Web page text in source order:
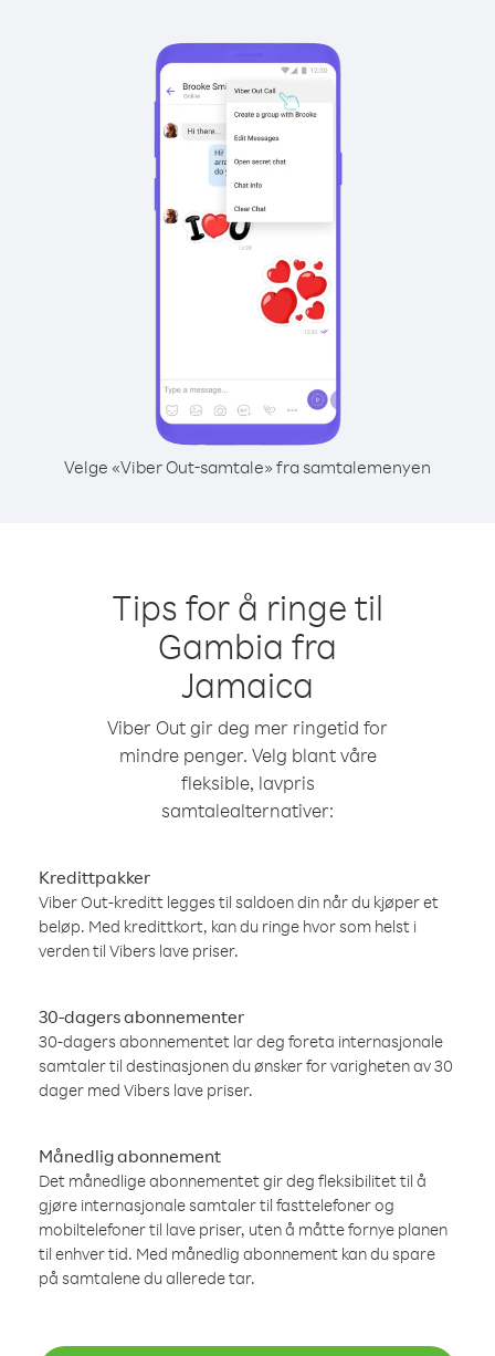
Velge «Viber Out-samtale» fra samtalemenyen
Tips for å ringe til
Gambia fra
Jamaica
Viber Out gir deg mer ringetid for
mindre penger. Velg blant våre
fleksible, lavpris
samtalealternativer:
Kredittpakker
Viber Out-kreditt legges til saldoen din når du kjøper et
beløp. Med kredittkort, kan du ringe hvor som helst i
verden til Vibers lave priser.
30-dagers abonnementer
30-dagers abonnementet lar deg foreta internasjonale
samtaler til destinasjonen du ønsker for varigheten av 30
dager med Vibers lave priser.
Månedlig abonnement
Det månedlige abonnementet gir deg fleksibilitet til å
gjøre internasjonale samtaler til fasttelefoner og
mobiltelefoner til lave priser, uten å måtte fornye planen
til enhver tid. Med månedlig abonnement kan du spare
på samtalene du allerede tar.